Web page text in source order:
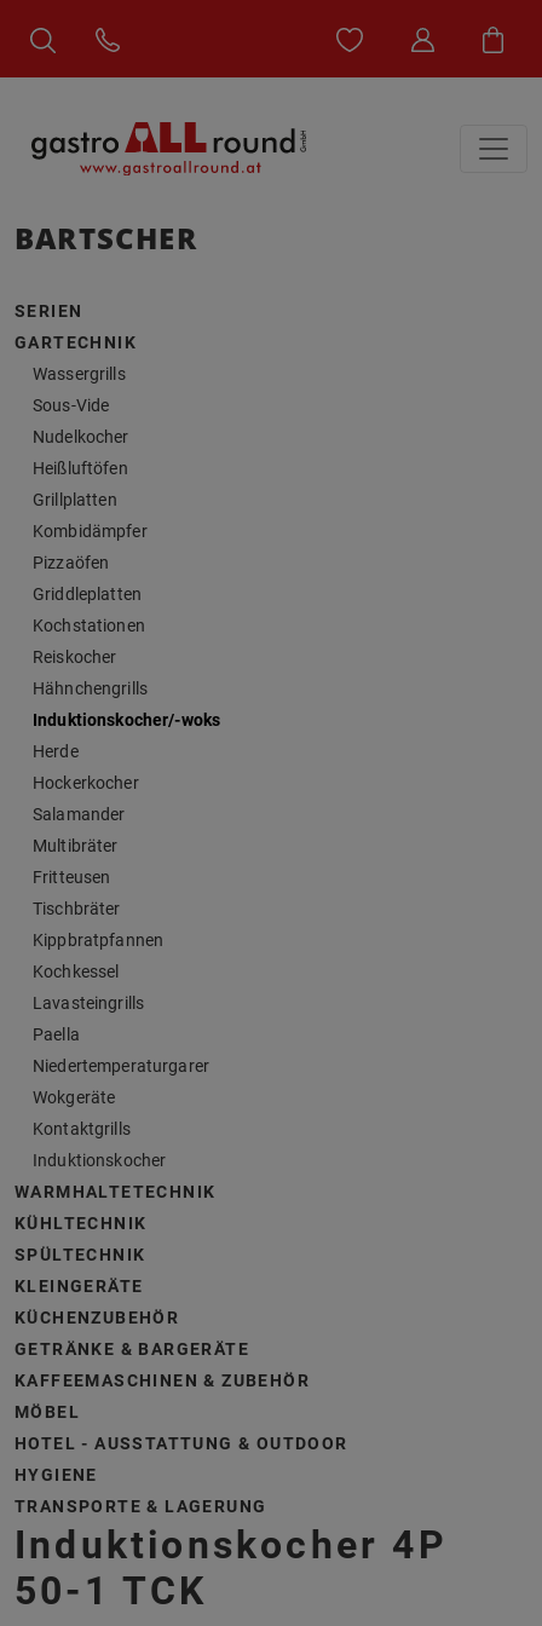
BARTSCHER
SERIEN
GARTECHNIK
Wassergrills
Sous-Vide
Nudelkocher
Heißluftöfen
Grillplatten
Kombidämpfer
Pizzaöfen
Griddleplatten
Kochstationen
Reiskocher
Hähnchengrills
Induktionskocher/-woks
Herde
Hockerkocher
Salamander
Multibräter
Fritteusen
Tischbräter
Kippbratpfannen
Kochkessel
Lavasteingrills
Paella
Niedertemperaturgarer
Wokgeräte
Kontaktgrills
Induktionskocher
WARMHALTETECHNIK
KÜHLTECHNIK
SPÜLTECHNIK
KLEINGERÄTE
KÜCHENZUBEHÖR
GETRÄNKE & BARGERÄTE
KAFFEEMASCHINEN & ZUBEHÖR
MÖBEL
HOTEL - AUSSTATTUNG & OUTDOOR
HYGIENE
TRANSPORTE & LAGERUNG
Induktionskocher 4P
50-1 TCK